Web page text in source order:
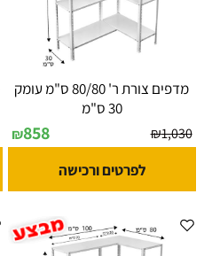
מדפים צורת ר' 80/80 ס"מ עומק
30 ס"מ
₪1,030
₪858
לפרטים ורכישה